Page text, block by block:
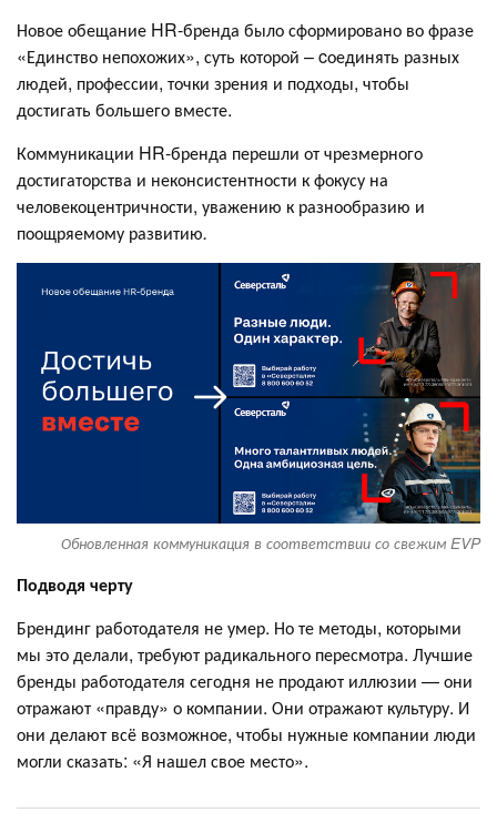
Новое обещание HR-бренда было сформировано во фразе
«Единство непохожих», суть которой – cоединять разных
людей, профессии, точки зрения и подходы, чтобы
достигать большего вместе.
Коммуникации HR-бренда перешли от чрезмерного
достигаторства и неконсистентности к фокусу на
человекоцентричности, уважению к разнообразию и
поощряемому развитию.
Обновленная коммуникация в соответствии со свежим EVP
Подводя черту
Брендинг работодателя не умер. Но те методы, которыми
мы это делали, требуют радикального пересмотра. Лучшие
бренды работодателя сегодня не продают иллюзии — они
отражают «правду» о компании. Они отражают культуру. И
они делают всё возможное, чтобы нужные компании люди
могли сказать: «Я нашел свое место».